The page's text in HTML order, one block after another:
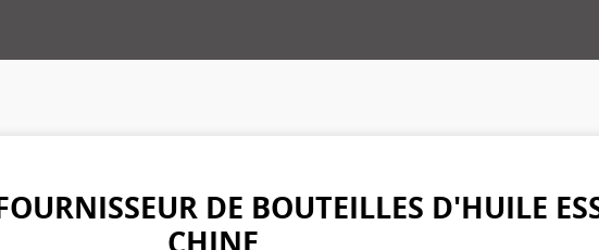
DE BOUTEILLES D'HUILE
CHINE